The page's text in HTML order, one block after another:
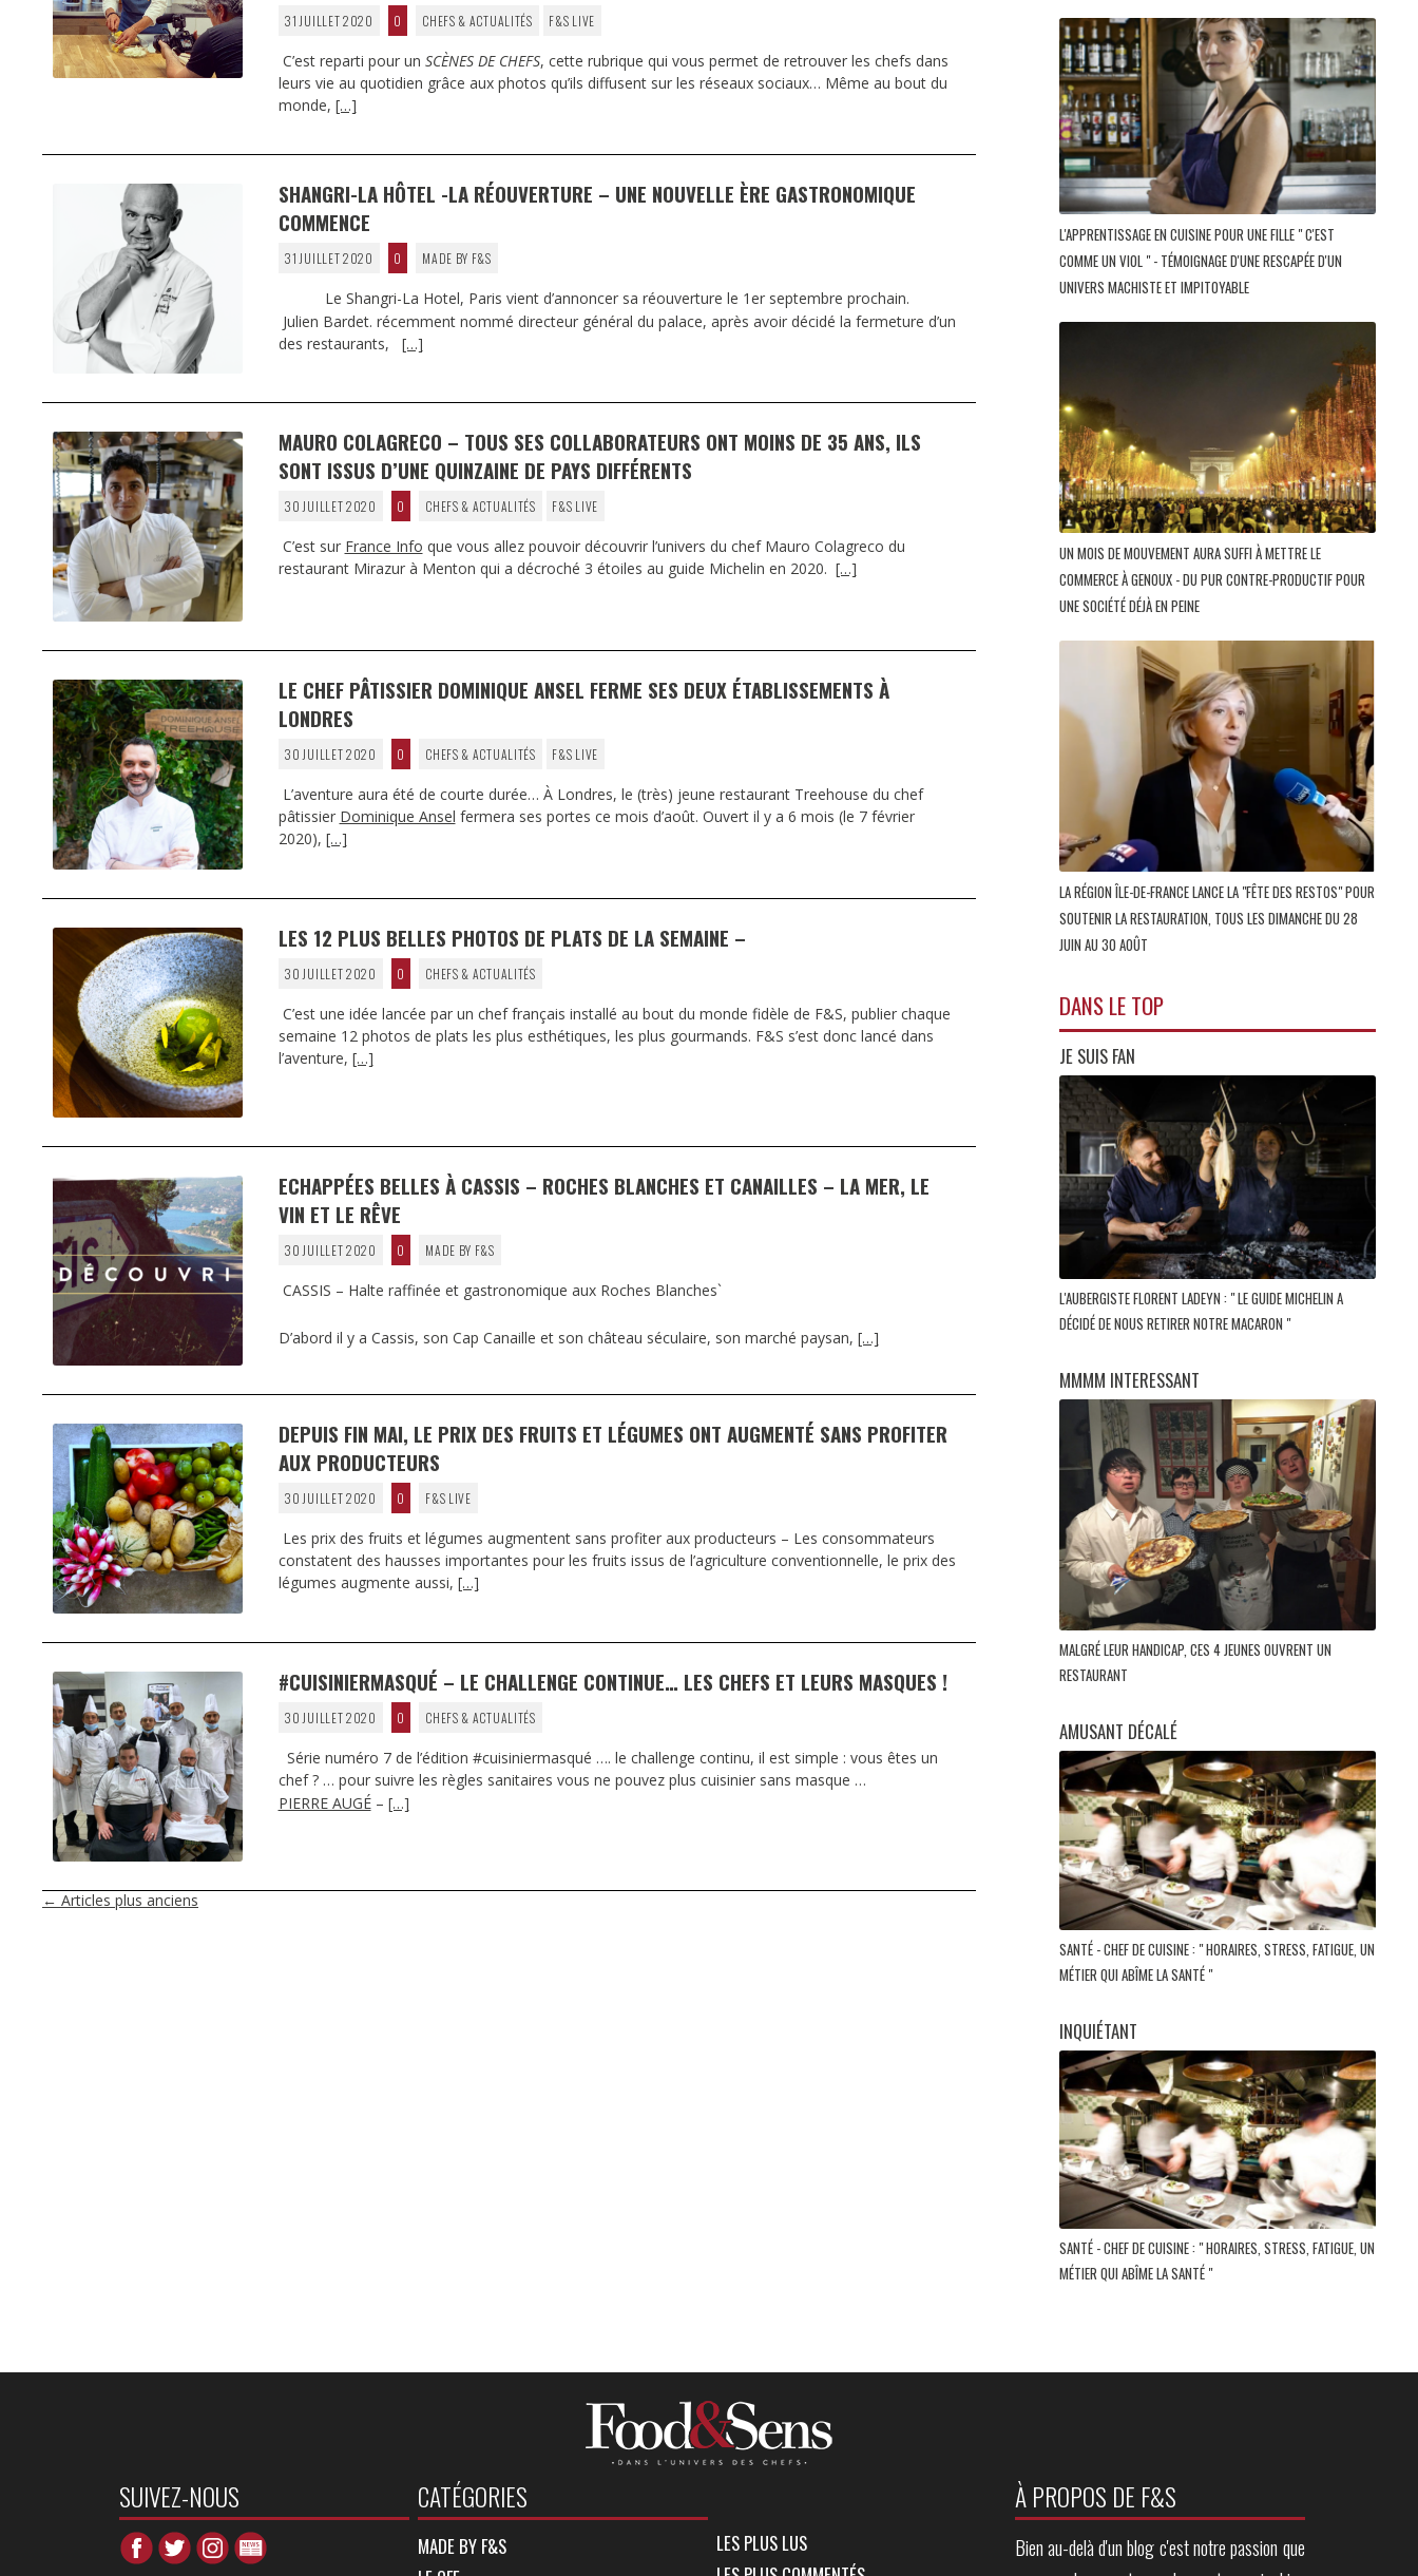
31 JUILLET 2020 0 CHEFS & ACTUALITÉS F&S LIVE
C’est reparti pour un SCÈNES DE CHEFS, cette rubrique qui vous permet de retrouver les chefs dans
leurs vie au quotidien grâce aux photos qu’ils diffusent sur les réseaux sociaux… Même au bout du
monde, […]
SHANGRI-LA HÔTEL -LA RÉOUVERTURE – UNE NOUVELLE ÈRE GASTRONOMIQUE
COMMENCE
31 JUILLET 2020 0 MADE BY F&S
Le Shangri-La Hotel, Paris vient d’annoncer sa réouverture le 1er septembre prochain.
Julien Bardet. récemment nommé directeur général du palace, après avoir décidé la fermeture d’un
des restaurants, […]
MAURO COLAGRECO – TOUS SES COLLABORATEURS ONT MOINS DE 35 ANS, ILS
SONT ISSUS D’UNE QUINZAINE DE PAYS DIFFÉRENTS
30 JUILLET 2020 0 CHEFS & ACTUALITÉS F&S LIVE
C’est sur France Info que vous allez pouvoir découvrir l’univers du chef Mauro Colagreco du
restaurant Mirazur à Menton qui a décroché 3 étoiles au guide Michelin en 2020. […]
LE CHEF PÂTISSIER DOMINIQUE ANSEL FERME SES DEUX ÉTABLISSEMENTS À
LONDRES
30 JUILLET 2020 0 CHEFS & ACTUALITÉS F&S LIVE
L’aventure aura été de courte durée… À Londres, le (très) jeune restaurant Treehouse du chef
pâtissier Dominique Ansel fermera ses portes ce mois d’août. Ouvert il y a 6 mois (le 7 février
2020), […]
LES 12 PLUS BELLES PHOTOS DE PLATS DE LA SEMAINE –
30 JUILLET 2020 0 CHEFS & ACTUALITÉS
C’est une idée lancée par un chef français installé au bout du monde fidèle de F&S, publier chaque
semaine 12 photos de plats les plus esthétiques, les plus gourmands. F&S s’est donc lancé dans
l’aventure, […]
ECHAPPÉES BELLES À CASSIS – ROCHES BLANCHES ET CANAILLES – LA MER, LE
VIN ET LE RÊVE
30 JUILLET 2020 0 MADE BY F&S
CASSIS – Halte raffinée et gastronomique aux Roches Blanches`
D’abord il y a Cassis, son Cap Canaille et son château séculaire, son marché paysan, […]
DEPUIS FIN MAI, LE PRIX DES FRUITS ET LÉGUMES ONT AUGMENTÉ SANS PROFITER
AUX PRODUCTEURS
30 JUILLET 2020 0 F&S LIVE
Les prix des fruits et légumes augmentent sans profiter aux producteurs – Les consommateurs
constatent des hausses importantes pour les fruits issus de l’agriculture conventionnelle, le prix des
légumes augmente aussi, […]
#CUISINIERMASQUÉ – LE CHALLENGE CONTINUE… LES CHEFS ET LEURS MASQUES !
30 JUILLET 2020 0 CHEFS & ACTUALITÉS
Série numéro 7 de l’édition #cuisiniermasqué …. le challenge continu, il est simple : vous êtes un
chef ? … pour suivre les règles sanitaires vous ne pouvez plus cuisinier sans masque …
PIERRE AUGÉ– […]
NAVIGATION
DES
← Articles plus anciens
L'APPRENTISSAGE EN CUISINE POUR UNE FILLE " C'EST
COMME UN VIOL " - TÉMOIGNAGE D'UNE RESCAPÉE D'UN
UNIVERS MACHISTE ET IMPITOYABLE
UN MOIS DE MOUVEMENT AURA SUFFI À METTRE LE
COMMERCE À GENOUX - DU PUR CONTRE-PRODUCTIF POUR
UNE SOCIÉTÉ DÉJÀ EN PEINE
LA RÉGION ÎLE-DE-FRANCE LANCE LA "FÊTE DES RESTOS" POUR
SOUTENIR LA RESTAURATION, TOUS LES DIMANCHE DU 28
JUIN AU 30 AOÛT
DANS LE TOP
JE SUIS FAN
L'AUBERGISTE FLORENT LADEYN : " LE GUIDE MICHELIN A
DÉCIDÉ DE NOUS RETIRER NOTRE MACARON "
MMMM INTERESSANT
MALGRÉ LEUR HANDICAP, CES 4 JEUNES OUVRENT UN
RESTAURANT
AMUSANT DÉCALÉ
SANTÉ - CHEF DE CUISINE : " HORAIRES, STRESS, FATIGUE, UN
MÉTIER QUI ABÎME LA SANTÉ "
INQUIÉTANT
SANTÉ - CHEF DE CUISINE : " HORAIRES, STRESS, FATIGUE, UN
MÉTIER QUI ABÎME LA SANTÉ "
SUIVEZ-NOUS CATÉGORIES
MADE BY F&S
LES PLUS LUS
À PROPOS DE F&S
Bien au-delà d'un blog c'est notre passion que